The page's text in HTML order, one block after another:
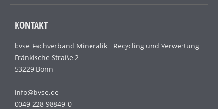
KONTAKT
bvse-Fachverband Mineralik - Recycling und Verwertung
Fränkische Straße 2
53229 Bonn
info@bvse.de
0049 228 98849-0